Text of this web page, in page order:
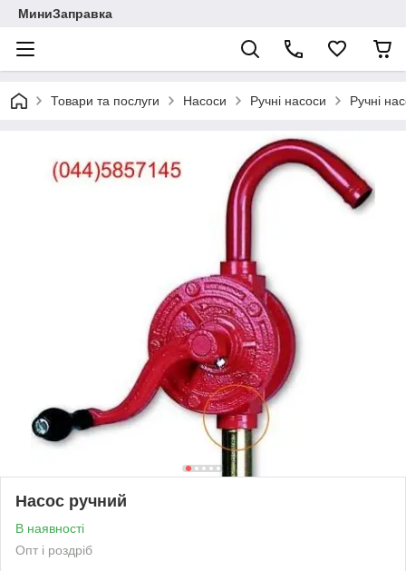
МиниЗаправка
Товари та послуги Насоси Ручні насоси Ручні
Насос ручний
В наявності
Опт і роздріб